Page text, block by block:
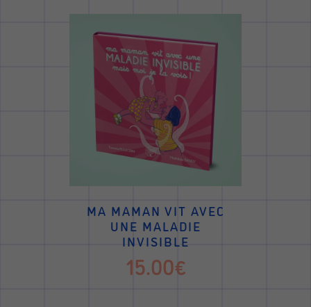
MA MAMAN VIT AVEC
UNE MALADIE
INVISIBLE
15.00€